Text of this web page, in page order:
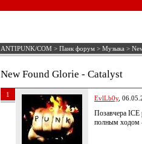
ANTIPUNK/COM > Панк форум > Музыка >
New Found Glorie - Catalyst
1 EvlLb0y,
Позавчера
полным ходом